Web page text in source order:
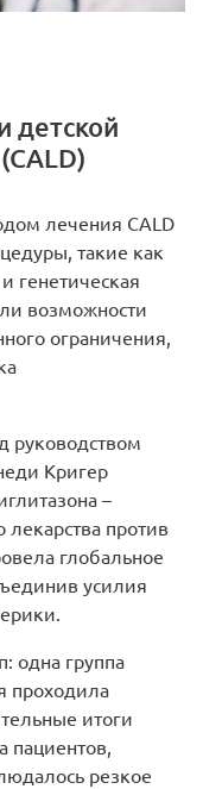
детской
лечения CALD
такие как
генетическая
возможности
ограничения,
руководством
Кригер
–
против
глобальное
усилия
одна группа
проходила
итоги
пациентов,
резкое